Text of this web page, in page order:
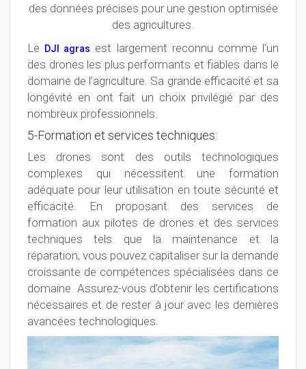
des données précises pour une gestion optimisée
des agricultures.
Le
DJI agras est largement reconnu comme l’un
des drones les plus performants et fiables dans le
domaine de l’agriculture. Sa grande efficacité et sa
longévité en ont fait un choix privilégié par des
nombreux professionnels.
5-Formation et services techniques:
Les drones sont des outils technologiques
complexes qui nécessitent une formation
adéquate pour leur utilisation en toute sécurité et
efficacité. En proposant des services de
formation aux pilotes de drones et des services
techniques tels que la maintenance et la
réparation, vous pouvez capitaliser sur la demande
croissante de compétences spécialisées dans ce
domaine. Assurez-vous d’obtenir les certifications
nécessaires et de rester à jour avec les dernières
avancées technologiques.